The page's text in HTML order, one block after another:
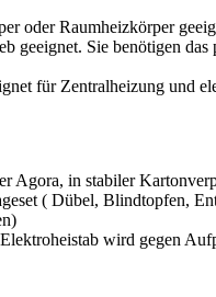
oder Raumheizkörper
geeignet. Sie benötigen das
für Zentralheizung und
Agora, in stabiler
( Dübel, Blindtopfen,
wird gegen